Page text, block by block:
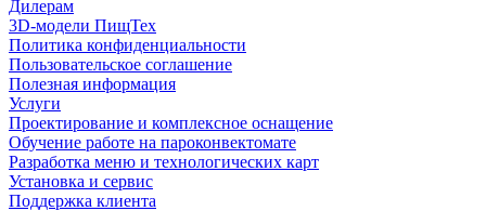
Дилерам
3D-модели ПищТех
Политика конфиденциальности
Пользовательское соглашение
Полезная информация
Услуги
Проектирование и комплексное оснащение
Обучение работе на пароконвектомате
Разработка меню и технологических карт
Установка и сервис
Поддержка клиента